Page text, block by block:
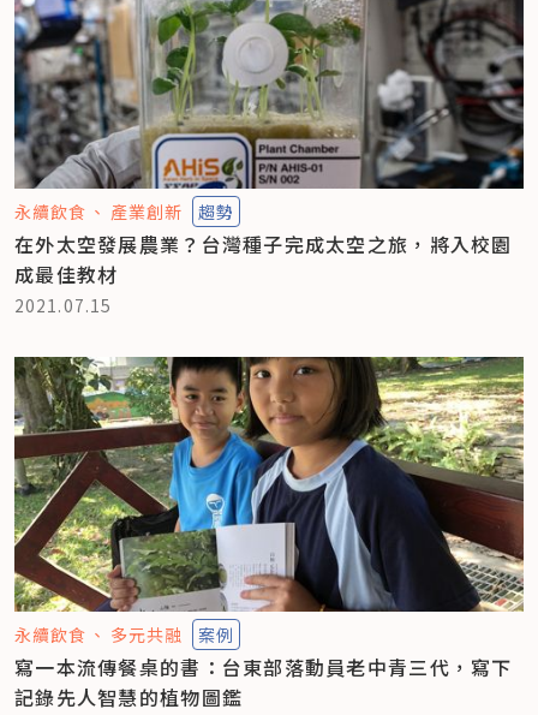
永續飲食 產業創新 趨勢
在外太空發展農業？台灣種子完成太空之旅，將入校園
成最佳教材
2021.07.15
永續飲食 多元共融 案例
寫一本流傳餐桌的書：台東部落動員老中青三代，寫下
記錄先人智慧的植物圖鑑